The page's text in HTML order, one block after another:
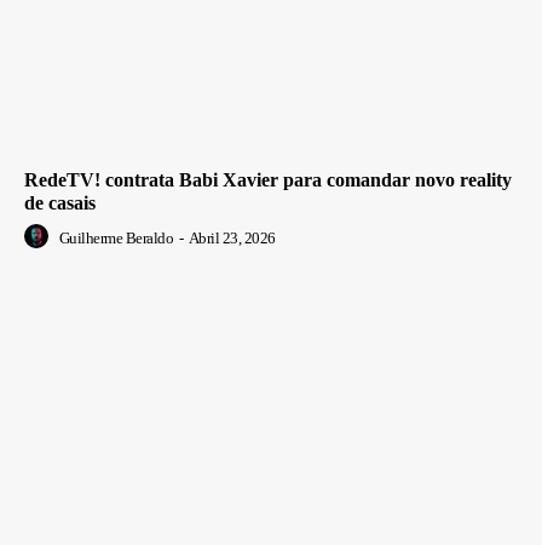
RedeTV! contrata Babi Xavier para comandar novo reality
de casais
Guilherme Beraldo - Abril 23, 2026